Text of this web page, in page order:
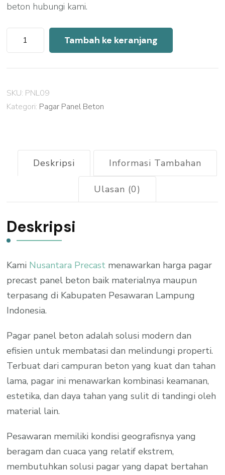
beton hubungi kami.
Kuantitas
Harga
Pagar
Beton
Pesawaran
Tambah ke keranjang
SKU: PNL09
Kategori: Pagar Panel Beton
Deskripsi Informasi Tambahan
Ulasan (0)
Deskripsi
Kami Nusantara Precast menawarkan harga pagar
precast panel beton baik materialnya maupun
terpasang di Kabupaten Pesawaran Lampung
Indonesia.
Pagar panel beton adalah solusi modern dan
efisien untuk membatasi dan melindungi properti.
Terbuat dari campuran beton yang kuat dan tahan
lama, pagar ini menawarkan kombinasi keamanan,
estetika, dan daya tahan yang sulit di tandingi oleh
material lain.
Pesawaran memiliki kondisi geografisnya yang
beragam dan cuaca yang relatif ekstrem,
membutuhkan solusi pagar yang dapat bertahan